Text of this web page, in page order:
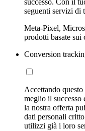
successo. Con il
seguenti servizi di
Meta-Pixel,
prodotti basate
Conversion
Accettando
meglio il successo
la nostra offerta
dati personali
utilizzi già i loro